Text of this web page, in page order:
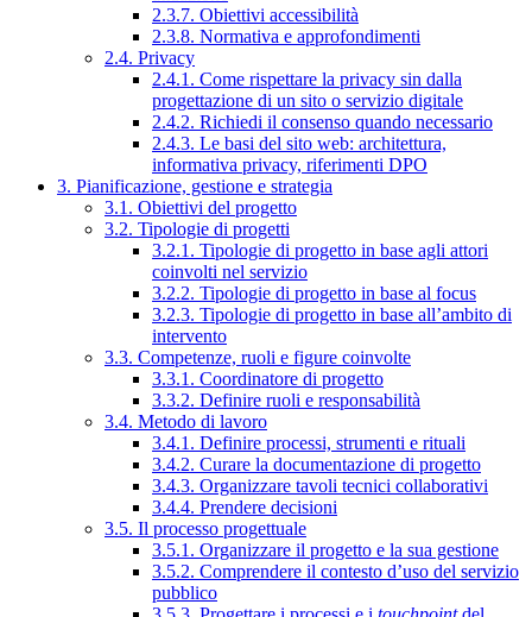
2.3.7. Obiettivi accessibilità
2.3.8. Normativa e approfondimenti
2.4. Privacy
2.4.1. Come rispettare la privacy sin dalla
progettazione di un sito o servizio digitale
2.4.2. Richiedi il consenso quando necessario
2.4.3. Le basi del sito web: architettura,
informativa privacy, riferimenti DPO
3. Pianificazione, gestione e strategia
3.1. Obiettivi del progetto
3.2. Tipologie di progetti
3.2.1. Tipologie di progetto in base agli attori
coinvolti nel servizio
3.2.2. Tipologie di progetto in base al focus
3.2.3. Tipologie di progetto in base all’ambito di
intervento
3.3. Competenze, ruoli e figure coinvolte
3.3.1. Coordinatore di progetto
3.3.2. Definire ruoli e responsabilità
3.4. Metodo di lavoro
3.4.1. Definire processi, strumenti e rituali
3.4.2. Curare la documentazione di progetto
3.4.3. Organizzare tavoli tecnici collaborativi
3.4.4. Prendere decisioni
3.5. Il processo progettuale
3.5.1. Organizzare il progetto e la sua gestione
3.5.2. Comprendere il contesto d’uso del servizio
pubblico